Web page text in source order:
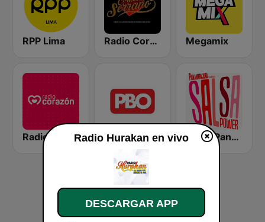
RPP Lima Radio Corazón Serrano Megamix
Radio Corazón PBO Radio Radio Panamericana - Salsa Power
Radio Hurakan en vivo
DESCARGAR APP